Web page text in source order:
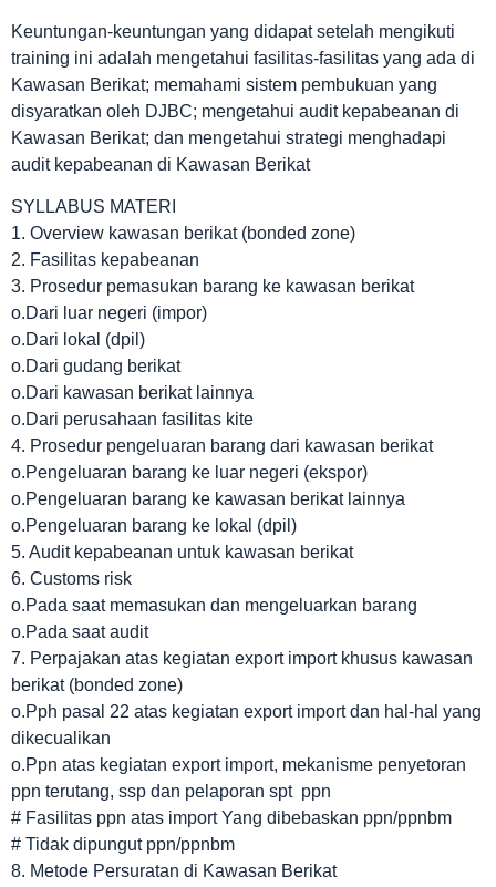
Keuntungan-keuntungan yang didapat setelah mengikuti
training ini adalah mengetahui fasilitas-fasilitas yang ada di
Kawasan Berikat; memahami sistem pembukuan yang
disyaratkan oleh DJBC; mengetahui audit kepabeanan di
Kawasan Berikat; dan mengetahui strategi menghadapi
audit kepabeanan di Kawasan Berikat
SYLLABUS MATERI
1. Overview kawasan berikat (bonded zone)
2. Fasilitas kepabeanan
3. Prosedur pemasukan barang ke kawasan berikat
o.Dari luar negeri (impor)
o.Dari lokal (dpil)
o.Dari gudang berikat
o.Dari kawasan berikat lainnya
o.Dari perusahaan fasilitas kite
4. Prosedur pengeluaran barang dari kawasan berikat
o.Pengeluaran barang ke luar negeri (ekspor)
o.Pengeluaran barang ke kawasan berikat lainnya
o.Pengeluaran barang ke lokal (dpil)
5. Audit kepabeanan untuk kawasan berikat
6. Customs risk
o.Pada saat memasukan dan mengeluarkan barang
o.Pada saat audit
7. Perpajakan atas kegiatan export import khusus kawasan
berikat (bonded zone)
o.Pph pasal 22 atas kegiatan export import dan hal-hal yang
dikecualikan
o.Ppn atas kegiatan export import, mekanisme penyetoran
ppn terutang, ssp dan pelaporan spt ppn
# Fasilitas ppn atas import Yang dibebaskan ppn/ppnbm
# Tidak dipungut ppn/ppnbm
8. Metode Persuratan di Kawasan Berikat